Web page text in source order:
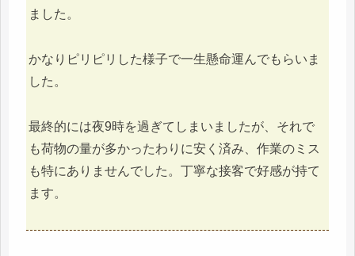
ました。
かなりピリピリした様子で一生懸命運んでもらいま
した。
最終的には夜9時を過ぎてしまいましたが、それで
も荷物の量が多かったわりに安く済み、作業のミス
も特にありませんでした。丁寧な接客で好感が持て
ます。